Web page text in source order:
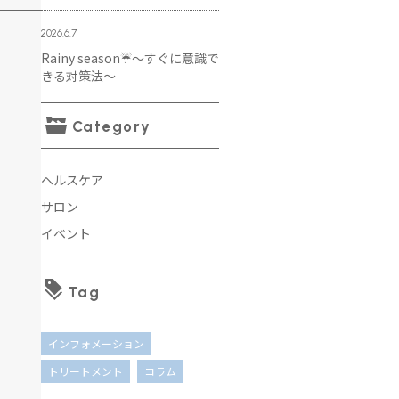
2026.6.7
Rainy season☔️～すぐに意識で
きる対策法～
Category
ヘルスケア
サロン
イベント
Tag
インフォメーション
トリートメント
コラム